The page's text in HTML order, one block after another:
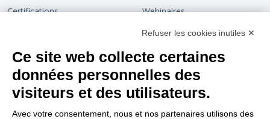
Certifications
Rejoignez-nous
Contact
Webinaires
Chaîne de confiance
Blog
Support Nous suivre
Refuser les cookies inutiles ✕
Ce site web collecte certaines
données personnelles des
visiteurs et des utilisateurs.
Avec votre consentement, nous et nos partenaires utilisons des